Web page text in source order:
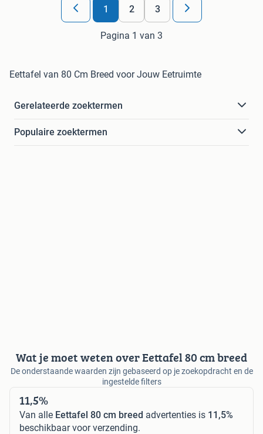
1 2 3
Pagina 1 van 3
Eettafel van 80 Cm Breed voor Jouw Eetruimte
Gerelateerde zoektermen
Populaire zoektermen
Wat je moet weten over Eettafel 80 cm breed
De onderstaande waarden zijn gebaseerd op je zoekopdracht en de
ingestelde filters
11,5%
Van alle Eettafel 80 cm breed advertenties is 11,5%
beschikbaar voor verzending.